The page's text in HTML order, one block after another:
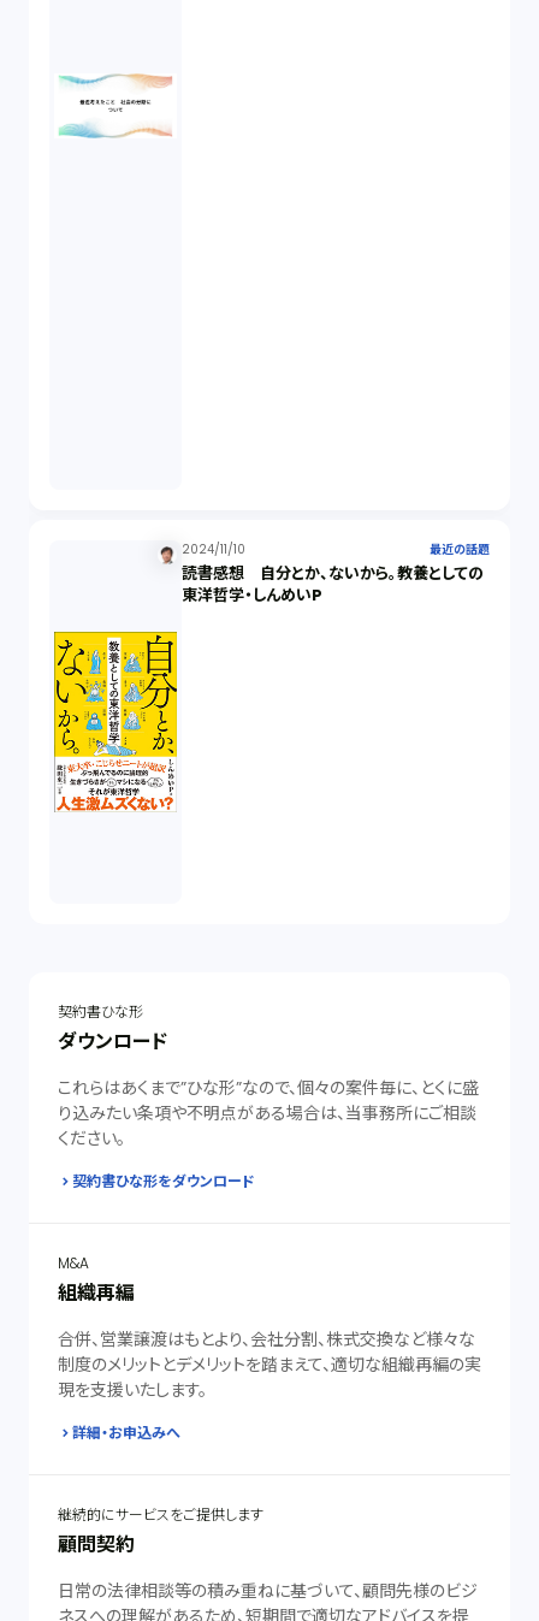
2024/11/10 最近の話題
読書感想 自分とか、ないから。教養としての
東洋哲学・しんめいP
契約書ひな形
ダウンロード
これらはあくまで”ひな形”なので、個々の案件毎に、とくに盛
り込みたい条項や不明点がある場合は、当事務所にご相談
ください。
契約書ひな形をダウンロード
M&A
組織再編
合併、営業譲渡はもとより、会社分割、株式交換など様々な
制度のメリットとデメリットを踏まえて、適切な組織再編の実
現を支援いたします。
詳細・お申込みへ
継続的にサービスをご提供します
顧問契約
日常の法律相談等の積み重ねに基づいて、顧問先様のビジ
ネスへの理解があるため、短期間で適切なアドバイスを提